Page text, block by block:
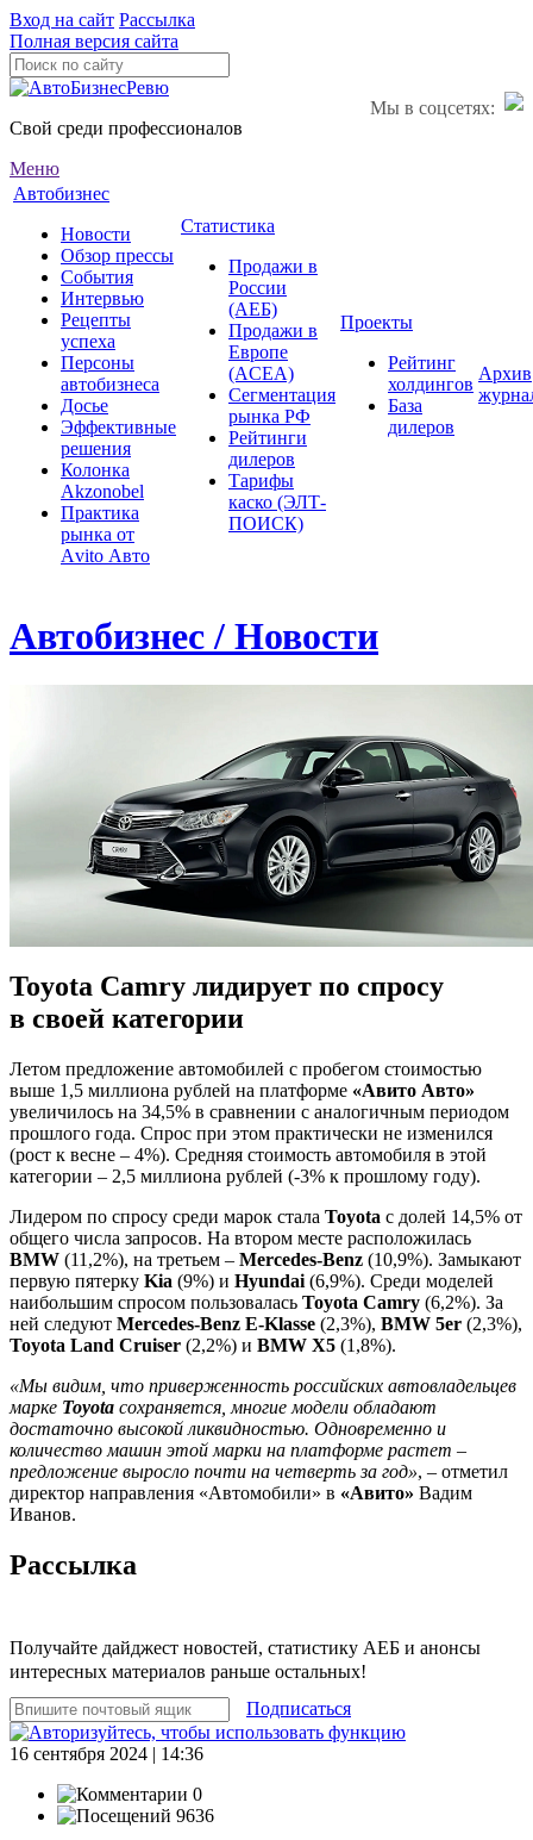
Вход на сайт Рассылка
Полная версия сайта
Мы в соцсетях:
Свой среди профессионалов
Меню
Автобизнес
Новости
Обзор прессы
События
Интервью
Рецепты
успеха
Персоны
автобизнеса
Досье
Эффективные
решения
Колонка
Akzonobel
Практика
рынка от
Аvito Авто
Статистика
Продажи в
России
(АЕБ)
Продажи в
Европе
(ACEA)
Сегментация
рынка РФ
Рейтинги
дилеров
Тарифы
каско (ЭЛТ-
ПОИСК)
Проекты
Рейтинг
холдингов
База
дилеров
Архив
Автобизнес / Новости
Toyota Camry лидирует по спросу
в своей категории
Летом предложение автомобилей с пробегом стоимостью
выше 1,5 миллиона рублей на платформе «Авито Авто»
увеличилось на 34,5% в сравнении с аналогичным периодом
прошлого года. Спрос при этом практически не изменился
(рост к весне – 4%). Средняя стоимость автомобиля в этой
категории – 2,5 миллиона рублей (-3% к прошлому году).
Лидером по спросу среди марок стала Toyota с долей 14,5% от
общего числа запросов. На втором месте расположилась
BMW (11,2%), на третьем – Mercedes-Benz (10,9%). Замыкают
первую пятерку Kia (9%) и Hyundai (6,9%). Среди моделей
наибольшим спросом пользовалась Toyota Camry (6,2%). За
ней следуют Mercedes-Benz E-Klasse (2,3%), BMW 5er (2,3%),
Toyota Land Cruiser (2,2%) и BMW X5 (1,8%).
«Мы видим, что приверженность российских автовладельцев
марке Toyota сохраняется, многие модели обладают
достаточно высокой ликвидностью. Одновременно и
количество машин этой марки на платформе растет –
предложение выросло почти на четверть за год», – отметил
директор направления «Автомобили» в «Авито» Вадим
Иванов.
Рассылка
Получайте дайджест новостей, статистику АЕБ и анонсы
интересных материалов раньше остальных!
Подписаться
16 сентября 2024 | 14:36
0
9636